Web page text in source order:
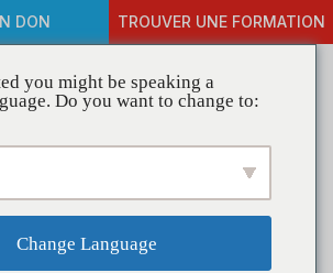
DON TROUVER UNE FORMATION
de la CADCA
de CVS de
vendre des
you might be speaking a
Do you want to change to:
Change Language